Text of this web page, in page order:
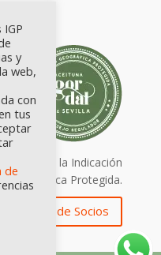
Sellos de la Indicación
Geográfica Protegida.
Zona de Socios
y
web,
con
tus
de